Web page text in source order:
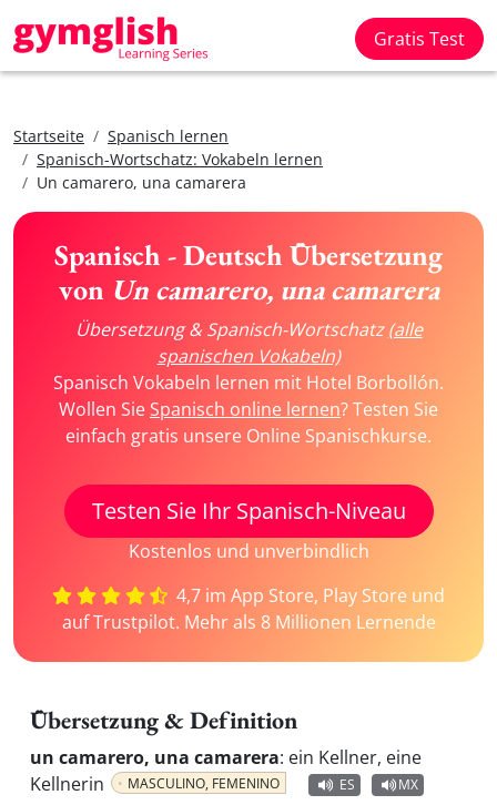
Gratis Test
Startseite
Spanisch lernen
Spanisch-Wortschatz: Vokabeln lernen
Un camarero, una camarera
Spanisch - Deutsch Übersetzung
von Un camarero, una camarera
Übersetzung & Spanisch-Wortschatz(alle
spanischen Vokabeln)
Spanisch Vokabeln lernen mit Hotel Borbollón.
Wollen SieSpanisch online lernen? Testen Sie
einfach gratis unsere Online Spanischkurse.
Testen Sie Ihr Spanisch-Niveau
Kostenlos und unverbindlich
4,7 im App Store, Play Store und
auf Trustpilot. Mehr als 8 Millionen Lernende
Übersetzung & Definition
un camarero, una camarera: ein Kellner, eine
Kellnerin
MASCULINO, FEMENINO ES MX